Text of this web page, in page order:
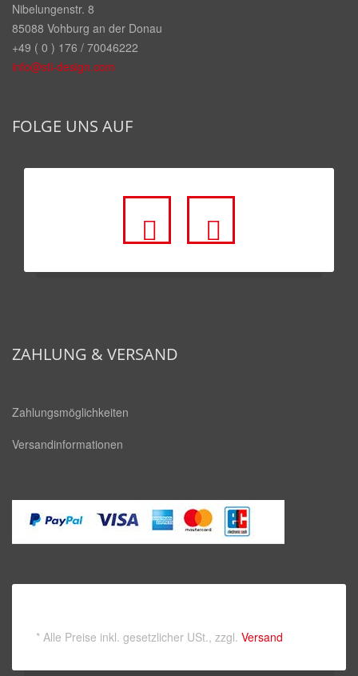
Nibelungenstr. 8
85088 Vohburg an der Donau
+49 ( 0 ) 176 / 70046222
info@sti-design.com
FOLGE UNS AUF
square
ZAHLUNG & VERSAND
Zahlungsmöglichkeiten
Versandinformationen
* Alle Preise inkl. gesetzlicher USt., zzgl. Versand